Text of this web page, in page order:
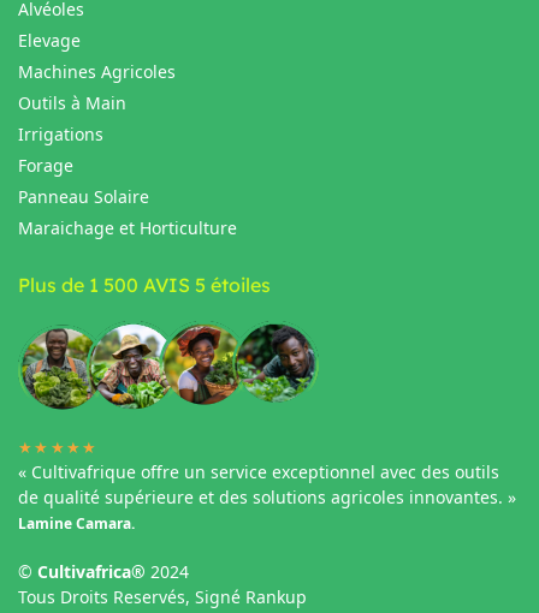
Alvéoles
Elevage
Machines Agricoles
Outils à Main
Irrigations
Forage
Panneau Solaire
Maraichage et Horticulture
Plus de 1 500 AVIS 5 étoiles
★★★★★
« Cultivafrique offre un service exceptionnel avec des outils
de qualité supérieure et des solutions agricoles innovantes. »
Lamine Camara.
© Cultivafrica® 2024
Tous Droits Reservés, Signé Rankup